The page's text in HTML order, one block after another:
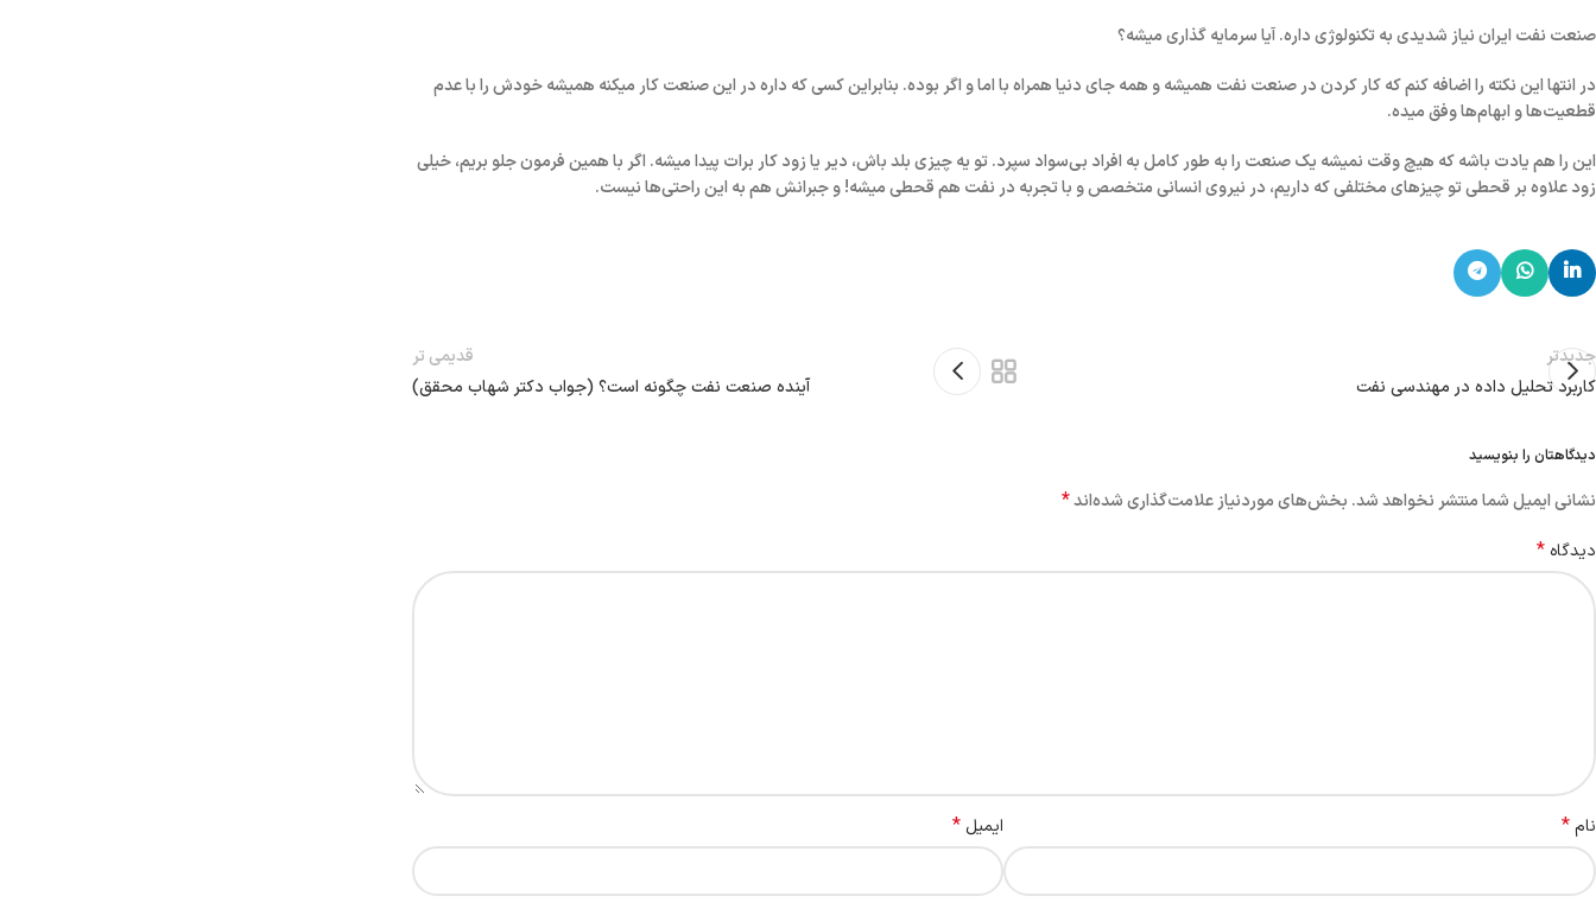
صنعت نفت ایران نیاز شدیدی به تکنولوژی داره. آیا سرمایه گذاری میشه؟
در انتها این نکته را اضافه کنم که کار کردن در صنعت نفت همیشه و همه جای دنیا همراه با اما و اگر بوده. بنابراین کسی که داره در این صنعت کار میکنه همیشه خودش را با عدم
قطعیت‌ها و ابهام‌ها وفق میده.
این را هم یادت باشه که هیچ وقت نمیشه یک صنعت را به طور کامل به افراد بی‌سواد سپرد. تو یه چیزی بلد باش، دیر یا زود کار برات پیدا میشه. اگر با همین فرمون جلو بریم، خیلی
زود علاوه بر قحطی تو چیزهای مختلفی که داریم، در نیروی انسانی متخصص و با تجربه در نفت هم قحطی میشه!و جبرانش هم به این راحتی‌ها نیست.
جدیدتر
کاربرد تحلیل داده در مهندسی نفت
قدیمی تر
آینده صنعت نفت چگونه است؟ (جواب دکتر شهاب محقق)
دیدگاهتان را بنویسید
نشانی ایمیل شما منتشر نخواهد شد. بخش‌های موردنیاز علامت‌گذاری شده‌اند*
دیدگاه *
نام* ایمیل *